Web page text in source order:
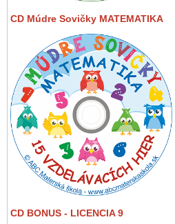
CD Múdre Sovičky MATEMATIKA
CD BONUS - LICENCIA 9